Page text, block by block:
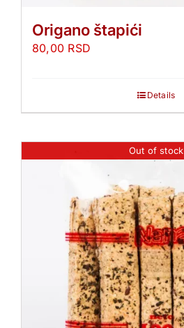
Origano štapići
80,00 RSD
Details
Out of stock